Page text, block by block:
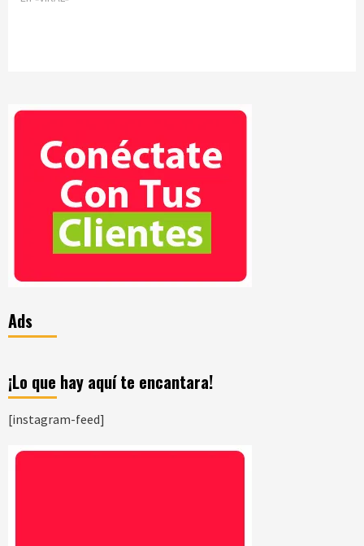
Ads
¡Lo que hay aquí te encantara!
[instagram-feed]